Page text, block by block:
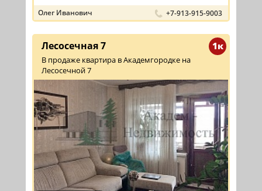
Олег Иванович +7-913-915-9003
1к
Лесосечная 7
В продаже квартира в Академгородке на
Лесосечной 7